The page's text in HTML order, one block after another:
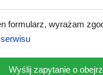
formularz, wyrażam
Wyślij zapytanie o